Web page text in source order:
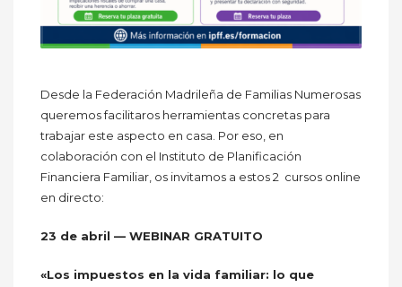
Desde la Federación Madrileña de Familias Numerosas
queremos facilitaros herramientas concretas para
trabajar este aspecto en casa. Por eso, en
colaboración con el Instituto de Planificación
Financiera Familiar, os invitamos a estos 2 cursos online
en directo:
23 de abril — WEBINAR GRATUITO
«Los impuestos en la vida familiar: lo que